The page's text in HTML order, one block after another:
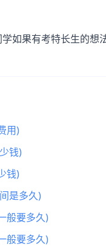
果有考特长生的想
用)
钱)
钱)
是多久)
般要多久)
般要多久)